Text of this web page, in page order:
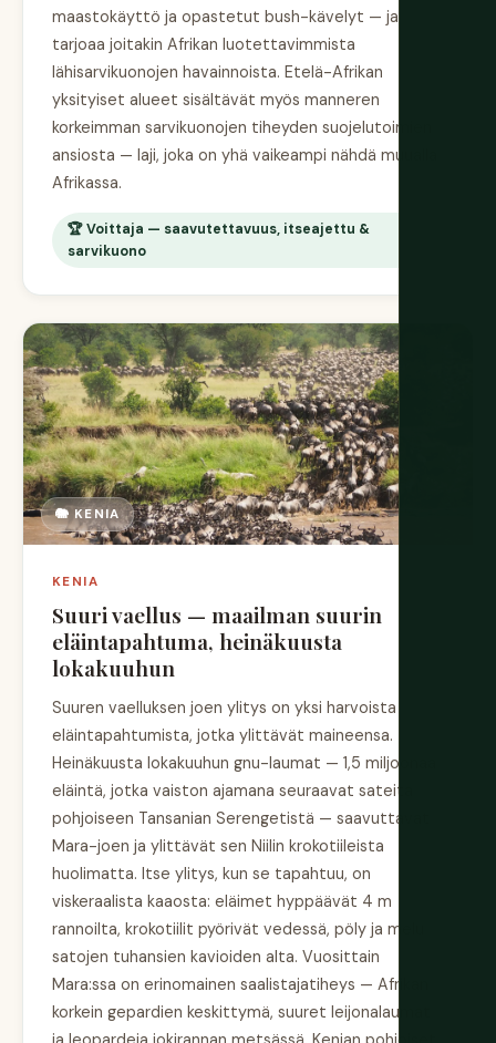
maastokäyttö ja opastetut bush-kävelyt — ja
tarjoaa joitakin Afrikan luotettavimmista
lähisarvikuonojen havainnoista. Etelä-Afrikan
yksityiset alueet sisältävät myös manneren
korkeimman sarvikuonojen tiheyden suojelutoimien
ansiosta — laji, joka on yhä vaikeampi nähdä muualla
Afrikassa.
🏆 Voittaja — saavutettavuus, itseajettu &
sarvikuono
🐘 KENIA
KENIA
Suuri vaellus — maailman suurin
eläintapahtuma, heinäkuusta
lokakuuhun
Suuren vaelluksen joen ylitys on yksi harvoista
eläintapahtumista, jotka ylittävät maineensa.
Heinäkuusta lokakuuhun gnu-laumat — 1,5 miljoonaa
eläintä, jotka vaiston ajamana seuraavat sateita
pohjoiseen Tansanian Serengetistä — saavuttavat
Mara-joen ja ylittävät sen Niilin krokotiileista
huolimatta. Itse ylitys, kun se tapahtuu, on
viskeraalista kaaosta: eläimet hyppäävät 4 m
rannoilta, krokotiilit pyörivät vedessä, pöly ja melu
satojen tuhansien kavioiden alta. Vuosittain
Mara:ssa on erinomainen saalistajatiheys — Afrikan
korkein gepardien keskittymä, suuret leijonalaumat